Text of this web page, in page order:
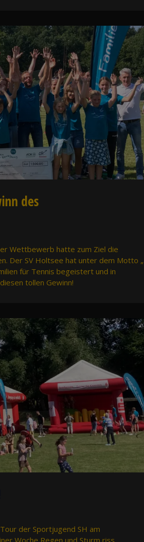
des
Wettbewerb hatte zum Ziel die
Der SV Holtsee hat unter dem Motto „
für Tennis begeistert und in
tollen Gewinn!
der Sportjugend SH am